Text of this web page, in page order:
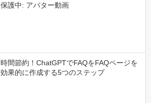
保護中: アバター動画
時間節約！ChatGPTでFAQをFAQページを
効果的に作成する5つのステップ